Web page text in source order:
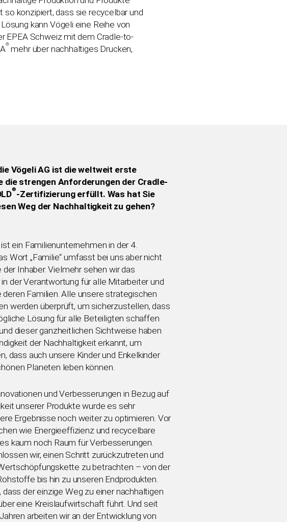
konzipiert, dass sie recycelbar und
kann Vögeli eine Reihe von
EPEA Schweiz mit dem Cradle-to-
® mehr über nachhaltiges Drucken,
Vögeli AG ist die weltweit erste
die strengen Anforderungen der Cradle-
®-Zertifizierung erfüllt. Was hat Sie
Weg der Nachhaltigkeit zu gehen?
ein Familienunternehmen in der 4.
Wort „Familie“ umfasst bei uns aber nicht
der Inhaber. Vielmehr sehen wir das
der Verantwortung für alle Mitarbeiter und
deren Familien. Alle unsere strategischen
werden überprüft, um sicherzustellen, dass
Lösung für alle Beteiligten schaffen
dieser ganzheitlichen Sichtweise haben
der Nachhaltigkeit erkannt, um
dass auch unsere Kinder und Enkelkinder
Planeten leben können.
und Verbesserungen in Bezug auf
unserer Produkte wurde es sehr
Ergebnisse noch weiter zu optimieren. Vor
wie Energieeffizienz und recycelbare
kaum noch Raum für Verbesserungen.
wir, einen Schritt zurückzutreten und
zu betrachten – von der
bis hin zu unseren Endprodukten.
dass der einzige Weg zu einer nachhaltigen
eine Kreislaufwirtschaft führt. Und seit
arbeiten wir an der Entwicklung von